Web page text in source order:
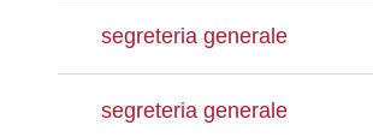
segreteria generale
segreteria generale